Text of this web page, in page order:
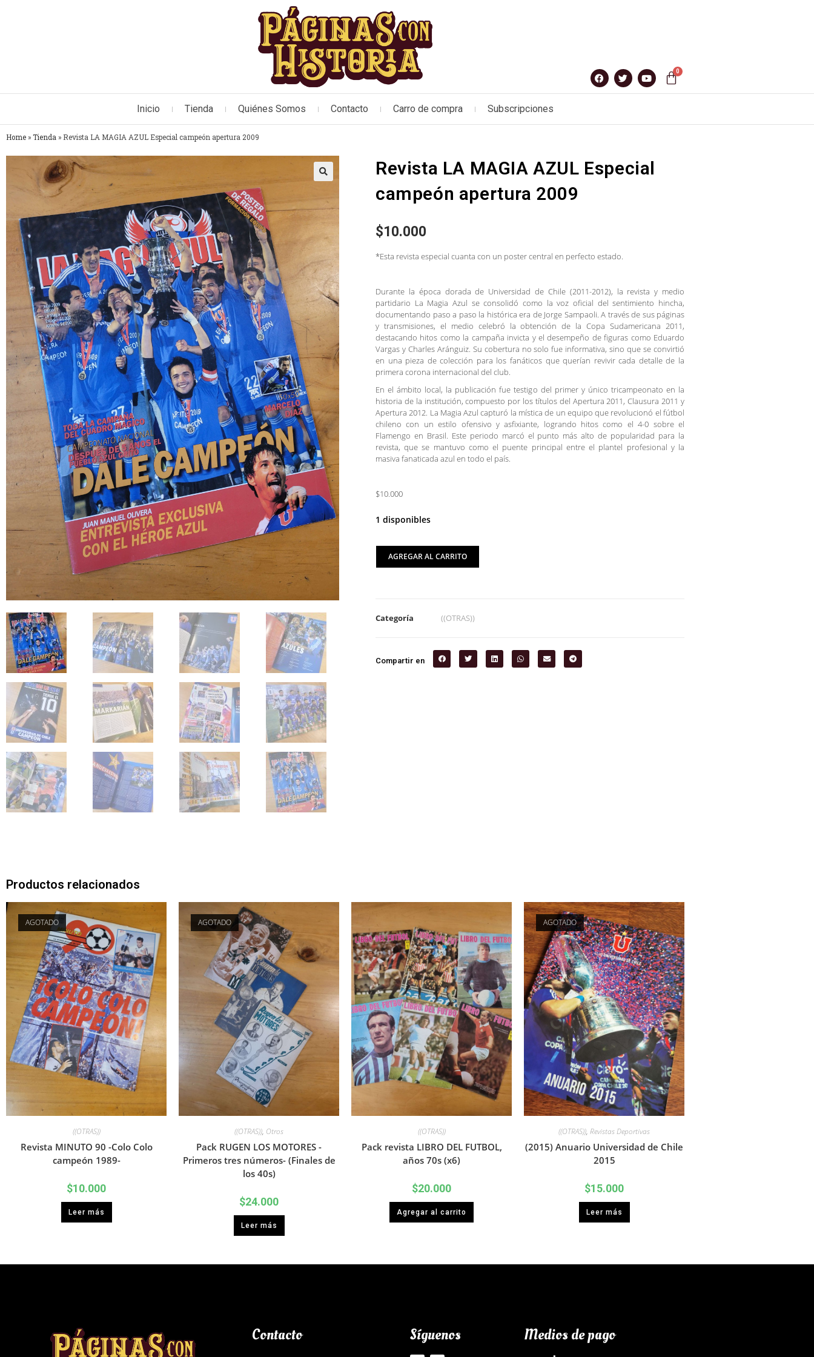
Inicio Tienda Quiénes Somos Contacto Carro de compra Subscripciones
Home » Tienda » Revista LA MAGIA AZUL Especial campeón apertura 2009
Revista LA MAGIA AZUL Especial
campeón apertura 2009
$10.000
*Esta revista especial cuanta con un poster central en perfecto estado.
Durante la época dorada de Universidad de Chile (2011-2012), la revista y medio
partidario La Magia Azul se consolidó como la voz oficial del sentimiento hincha,
documentando paso a paso la histórica era de Jorge Sampaoli. A través de sus páginas
y transmisiones, el medio celebró la obtención de la Copa Sudamericana 2011,
destacando hitos como la campaña invicta y el desempeño de figuras como Eduardo
Vargas y Charles Aránguiz. Su cobertura no solo fue informativa, sino que se convirtió
en una pieza de colección para los fanáticos que querían revivir cada detalle de la
primera corona internacional del club.
En el ámbito local, la publicación fue testigo del primer y único tricampeonato en la
historia de la institución, compuesto por los títulos del Apertura 2011, Clausura 2011 y
Apertura 2012. La Magia Azul capturó la mística de un equipo que revolucionó el fútbol
chileno con un estilo ofensivo y asfixiante, logrando hitos como el 4-0 sobre el
Flamengo en Brasil. Este periodo marcó el punto más alto de popularidad para la
revista, que se mantuvo como el puente principal entre el plantel profesional y la
masiva fanaticada azul en todo el país.
$10.000
1 disponibles
AGREGAR AL CARRITO
Categoría ((OTRAS))
Compartir en
Productos relacionados
AGOTADO
((OTRAS))
Revista MINUTO 90 -Colo Colo
campeón 1989-
$10.000
Leer más
AGOTADO
((OTRAS)), Otros
Pack RUGEN LOS MOTORES -
Primeros tres números- (Finales de
los 40s)
$24.000
Leer más
((OTRAS))
Pack revista LIBRO DEL FUTBOL,
años 70s (x6)
$20.000
Agregar al carrito
AGOTADO
((OTRAS)), Revistas Deportivas
(2015) Anuario Universidad de Chile
2015
$15.000
Leer más
Contacto Síguenos Medios de pago